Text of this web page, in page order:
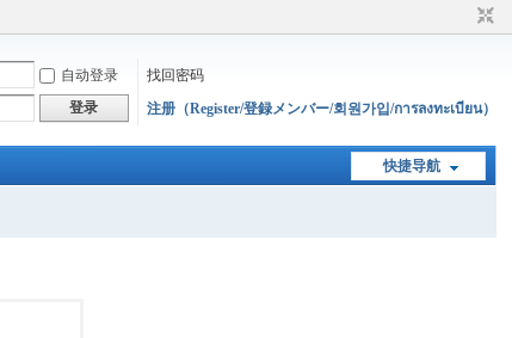
自动登录
找回密码
登录 注册（Register/登録メンバー/회원가입/การลงทะเบียน）
快捷导航